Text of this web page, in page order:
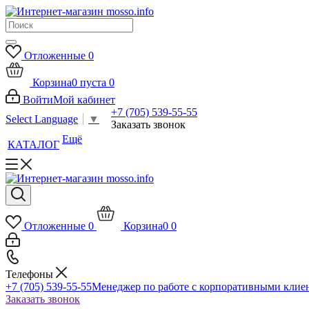
Отложенные 0
Корзина0 пуста 0
ВойтиМой кабинет
Select Language
▼
+7 (705) 539-55-55
Заказать звонок
КАТАЛОГ Ещё
Отложенные 0 Корзина0 0
Телефоны
+7 (705) 539-55-55Менеджер по работе с корпоративными
Заказать звонок